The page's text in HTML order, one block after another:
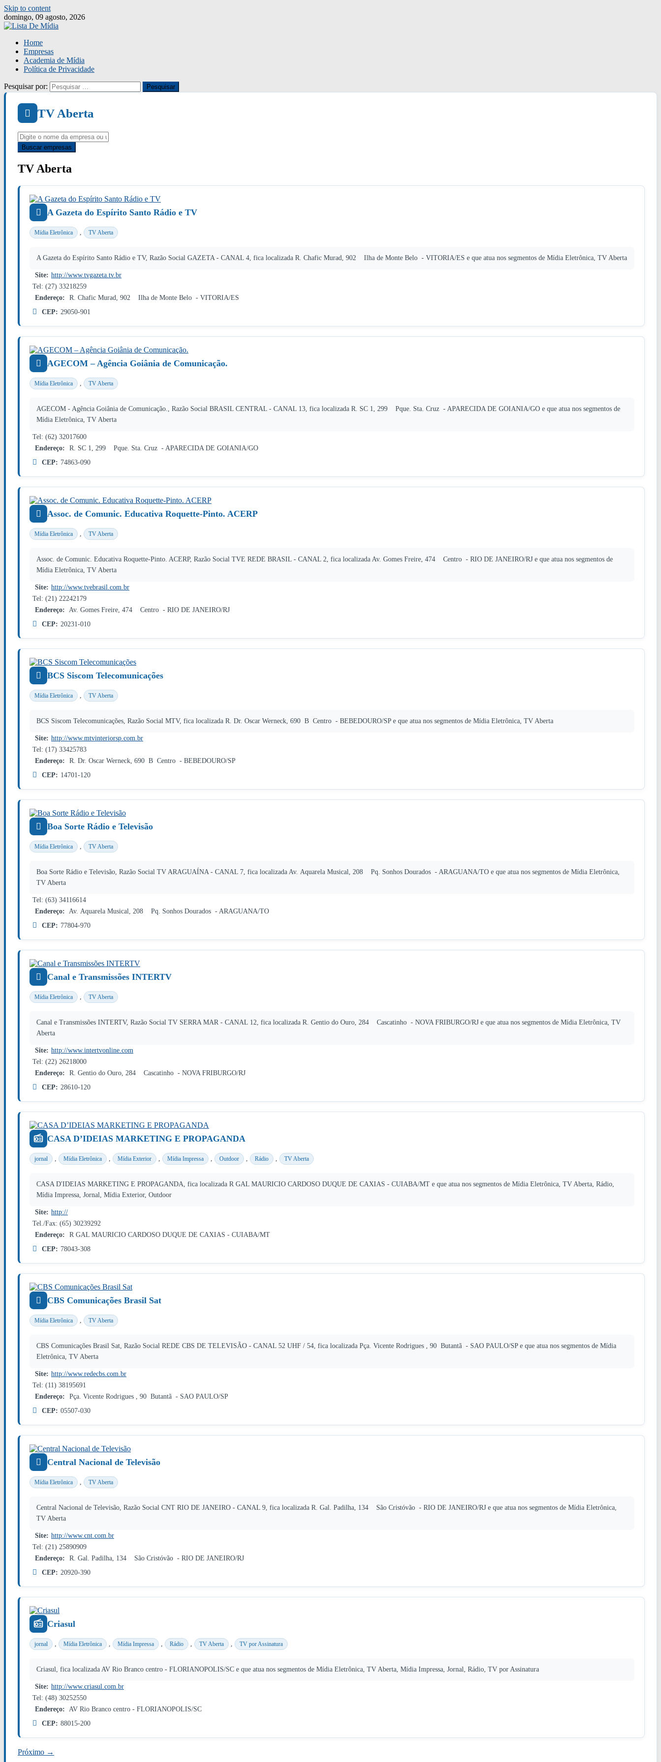
Skip to content
domingo, 09 agosto, 2026
Home
Empresas
Academia de Mídia
Política de Privacidade
Pesquisar por:
TV Aberta
TV Aberta
A Gazeta do Espírito Santo Rádio e TV
Mídia Eletrônica TV Aberta
A Gazeta do Espírito Santo Rádio e TV, Razão Social GAZETA - CANAL 4, fica localizada R. Chafic Murad, 902 Ilha de Monte Belo - VITORIA/ES e que atua nos segmentos de Mídia Eletrônica, TV Aberta
Site: http://www.tvgazeta.tv.br
Tel: (27) 33218259
Endereço:
R. Chafic Murad, 902 Ilha de Monte Belo - VITORIA/ES
CEP: 29050-901
AGECOM – Agência Goiânia de Comunicação.
Mídia Eletrônica TV Aberta
AGECOM - Agência Goiânia de Comunicação., Razão Social BRASIL CENTRAL - CANAL 13, fica localizada R. SC 1, 299 Pque. Sta. Cruz - APARECIDA DE GOIANIA/GO e que atua nos segmentos de
Mídia Eletrônica, TV Aberta
Tel: (62) 32017600
Endereço:
R. SC 1, 299 Pque. Sta. Cruz - APARECIDA DE GOIANIA/GO
CEP: 74863-090
Assoc. de Comunic. Educativa Roquette-Pinto. ACERP
Mídia Eletrônica TV Aberta
Assoc. de Comunic. Educativa Roquette-Pinto. ACERP, Razão Social TVE REDE BRASIL - CANAL 2, fica localizada Av. Gomes Freire, 474 Centro - RIO DE JANEIRO/RJ e que atua nos segmentos de
Mídia Eletrônica, TV Aberta
Site: http://www.tvebrasil.com.br
Tel: (21) 22242179
Endereço:
Av. Gomes Freire, 474 Centro - RIO DE JANEIRO/RJ
CEP: 20231-010
BCS Siscom Telecomunicações
Mídia Eletrônica TV Aberta
BCS Siscom Telecomunicações, Razão Social MTV, fica localizada R. Dr. Oscar Werneck, 690 B Centro - BEBEDOURO/SP e que atua nos segmentos de Mídia Eletrônica, TV Aberta
Site: http://www.mtvinteriorsp.com.br
Tel: (17) 33425783
Endereço:
R. Dr. Oscar Werneck, 690 B Centro - BEBEDOURO/SP
CEP: 14701-120
Boa Sorte Rádio e Televisão
Mídia Eletrônica TV Aberta
Boa Sorte Rádio e Televisão, Razão Social TV ARAGUAÍNA - CANAL 7, fica localizada Av. Aquarela Musical, 208 Pq. Sonhos Dourados - ARAGUANA/TO e que atua nos segmentos de Mídia Eletrônica,
TV Aberta
Tel: (63) 34116614
Endereço:
Av. Aquarela Musical, 208 Pq. Sonhos Dourados - ARAGUANA/TO
CEP: 77804-970
Canal e Transmissões INTERTV
Mídia Eletrônica TV Aberta
Canal e Transmissões INTERTV, Razão Social TV SERRA MAR - CANAL 12, fica localizada R. Gentio do Ouro, 284 Cascatinho - NOVA FRIBURGO/RJ e que atua nos segmentos de Mídia Eletrônica, TV
Aberta
Site: http://www.intertvonline.com
Tel: (22) 26218000
Endereço:
R. Gentio do Ouro, 284 Cascatinho - NOVA FRIBURGO/RJ
CEP: 28610-120
CASA D’IDEIAS MARKETING E PROPAGANDA
jornal Mídia Eletrônica Mídia Exterior Mídia Impressa Outdoor Rádio TV Aberta
CASA D'IDEIAS MARKETING E PROPAGANDA, fica localizada R GAL MAURICIO CARDOSO DUQUE DE CAXIAS - CUIABA/MT e que atua nos segmentos de Mídia Eletrônica, TV Aberta, Rádio,
Mídia Impressa, Jornal, Mídia Exterior, Outdoor
Site: http://
Tel./Fax: (65) 30239292
Endereço:
R GAL MAURICIO CARDOSO DUQUE DE CAXIAS - CUIABA/MT
CEP: 78043-308
CBS Comunicações Brasil Sat
Mídia Eletrônica TV Aberta
CBS Comunicações Brasil Sat, Razão Social REDE CBS DE TELEVISÃO - CANAL 52 UHF / 54, fica localizada Pça. Vicente Rodrigues , 90 Butantã - SAO PAULO/SP e que atua nos segmentos de Mídia
Eletrônica, TV Aberta
Site: http://www.redecbs.com.br
Tel: (11) 38195691
Endereço:
Pça. Vicente Rodrigues , 90 Butantã - SAO PAULO/SP
CEP: 05507-030
Central Nacional de Televisão
Mídia Eletrônica TV Aberta
Central Nacional de Televisão, Razão Social CNT RIO DE JANEIRO - CANAL 9, fica localizada R. Gal. Padilha, 134 São Cristóvão - RIO DE JANEIRO/RJ e que atua nos segmentos de Mídia Eletrônica,
TV Aberta
Site: http://www.cnt.com.br
Tel: (21) 25890909
Endereço:
R. Gal. Padilha, 134 São Cristóvão - RIO DE JANEIRO/RJ
CEP: 20920-390
Criasul
jornal Mídia Eletrônica Mídia Impressa Rádio TV Aberta TV por Assinatura
Criasul, fica localizada AV Rio Branco centro - FLORIANOPOLIS/SC e que atua nos segmentos de Mídia Eletrônica, TV Aberta, Mídia Impressa, Jornal, Rádio, TV por Assinatura
Site: http://www.criasul.com.br
Tel: (48) 30252550
Endereço:
AV Rio Branco centro - FLORIANOPOLIS/SC
CEP: 88015-200
Próximo →